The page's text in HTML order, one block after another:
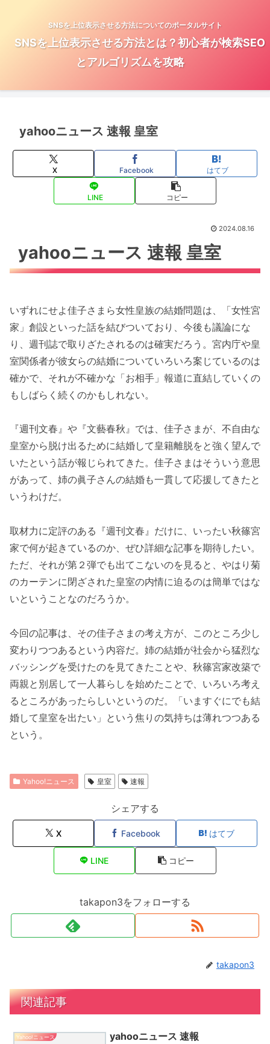
SNSを上位表示させる方法についてのポータルサイト
SNSを上位表示させる方法とは？初心者が検索SEO
とアルゴリズムを攻略
yahooニュース 速報 皇室
X Facebook はてブ
LINE コピー
2024.08.16
yahooニュース 速報 皇室
いずれにせよ佳子さまら女性皇族の結婚問題は、「女性宮
家」創設といった話を結びついており、今後も議論にな
り、週刊誌で取りざたされるのは確実だろう。宮内庁や皇
室関係者が彼女らの結婚についていろいろ案じているのは
確かで、それが不確かな「お相手」報道に直結していくの
もしばらく続くのかもしれない。
『週刊文春』や『文藝春秋』では、佳子さまが、不自由な
皇室から脱け出るために結婚して皇籍離脱をと強く望んで
いたという話が報じられてきた。佳子さまはそういう意思
があって、姉の眞子さんの結婚も一貫して応援してきたと
いうわけだ。
取材力に定評のある『週刊文春』だけに、いったい秋篠宮
家で何が起きているのか、ぜひ詳細な記事を期待したい。
ただ、それが第２弾でも出てこないのを見ると、やはり菊
のカーテンに閉ざされた皇室の内情に迫るのは簡単ではな
いということなのだろうか。
今回の記事は、その佳子さまの考え方が、このところ少し
変わりつつあるという内容だ。姉の結婚が社会から猛烈な
バッシングを受けたのを見てきたことや、秋篠宮家改築で
両親と別居して一人暮らしを始めたことで、いろいろ考え
るところがあったらしいというのだ。「いますぐにでも結
婚して皇室を出たい」という焦りの気持ちは薄れつつある
という。
Yahoo!ニュース 皇室 速報
シェアする
X Facebook はてブ
LINE コピー
takapon3をフォローする
takapon3
関連記事
Yahoo!ニュース yahooニュース 速報